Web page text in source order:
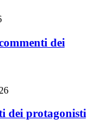
dei
dei protagonisti